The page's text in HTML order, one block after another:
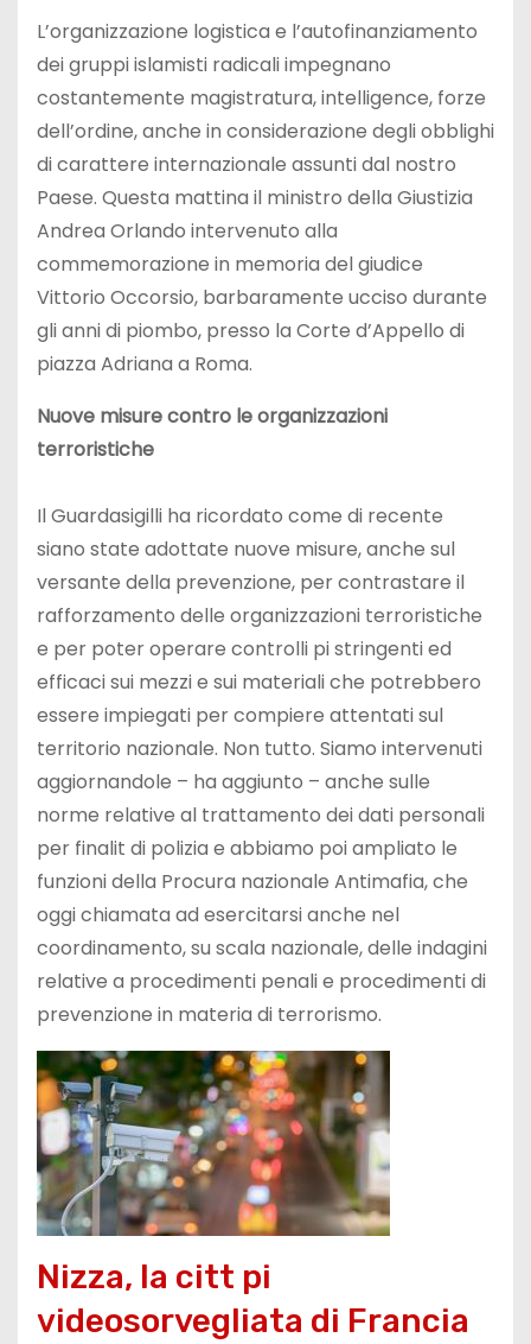
L’organizzazione logistica e l’autofinanziamento
dei gruppi islamisti radicali impegnano
costantemente magistratura, intelligence, forze
dell’ordine, anche in considerazione degli obblighi
di carattere internazionale assunti dal nostro
Paese. Questa mattina il ministro della Giustizia
Andrea Orlando intervenuto alla
commemorazione in memoria del giudice
Vittorio Occorsio, barbaramente ucciso durante
gli anni di piombo, presso la Corte d’Appello di
piazza Adriana a Roma.
Nuove misure contro le organizzazioni
terroristiche
Il Guardasigilli ha ricordato come di recente
siano state adottate nuove misure, anche sul
versante della prevenzione, per contrastare il
rafforzamento delle organizzazioni terroristiche
e per poter operare controlli pi stringenti ed
efficaci sui mezzi e sui materiali che potrebbero
essere impiegati per compiere attentati sul
territorio nazionale. Non tutto. Siamo intervenuti
aggiornandole – ha aggiunto – anche sulle
norme relative al trattamento dei dati personali
per finalit di polizia e abbiamo poi ampliato le
funzioni della Procura nazionale Antimafia, che
oggi chiamata ad esercitarsi anche nel
coordinamento, su scala nazionale, delle indagini
relative a procedimenti penali e procedimenti di
prevenzione in materia di terrorismo.
Nizza, la citt pi
videosorvegliata di Francia